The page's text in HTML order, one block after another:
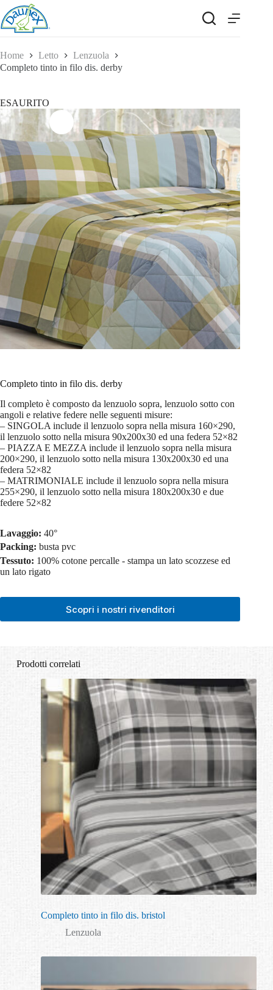
Salta
al
contenuto
Home Letto
Lenzuola
Completo tinto in filo dis. derby
ESAURITO
Completo tinto in filo dis. derby
Il completo è composto da lenzuolo sopra, lenzuolo sotto con
angoli e relative federe nelle seguenti misure:
– SINGOLA include il lenzuolo sopra nella misura 160×290,
il lenzuolo sotto nella misura 90x200x30 ed una federa 52×82
– PIAZZA E MEZZA include il lenzuolo sopra nella misura
200×290, il lenzuolo sotto nella misura 130x200x30 ed una
federa 52×82
– MATRIMONIALE include il lenzuolo sopra nella misura
255×290, il lenzuolo sotto nella misura 180x200x30 e due
federe 52×82
Lavaggio: 40°
Packing: busta pvc
Tessuto: 100% cotone percalle - stampa un lato scozzese ed
un lato rigato
Scopri i nostri rivenditori
Prodotti correlati
Completo tinto in filo dis. bristol
Lenzuola